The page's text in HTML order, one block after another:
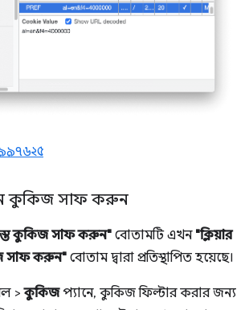
কুকিজ সাফ করুন
কুকিজ সাফ করুন" বোতামটি এখন "ক্লিয়ার
সাফ করুন" বোতাম দ্বারা প্রতিস্থাপিত হয়েছে।
>কুকিজপ্যানে, কুকিজ ফিল্টার করার জন্য